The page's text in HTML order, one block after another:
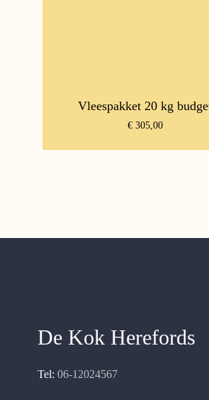
Vleespakket 20 kg
€305,00
De Kok Herefords
Tel: 06-12024567